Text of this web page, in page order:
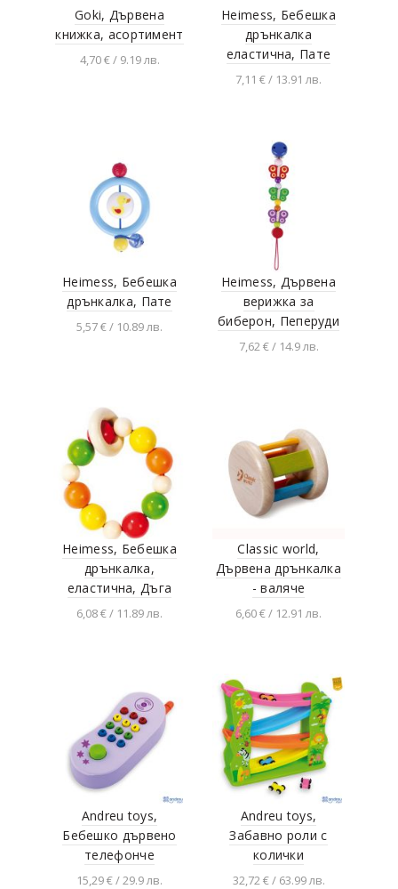
Goki, Дървена
книжка, асортимент
4,70 € / 9.19 лв.
Heimess, Бебешка
дрънкалка
еластична, Пате
7,11 € / 13.91 лв.
Heimess, Бебешка
дрънкалка, Пате
5,57 € / 10.89 лв.
Heimess, Дървена
верижка за
биберон, Пеперуди
7,62 € / 14.9 лв.
Heimess, Бебешка
дрънкалка,
еластична, Дъга
6,08 € / 11.89 лв.
Classic world,
Дървена дрънкалка
- валяче
6,60 € / 12.91 лв.
Andreu toys,
Бебешко дървено
телефонче
15,29 € / 29.9 лв.
Andreu toys,
Забавно роли с
колички
32,72 € / 63.99 лв.